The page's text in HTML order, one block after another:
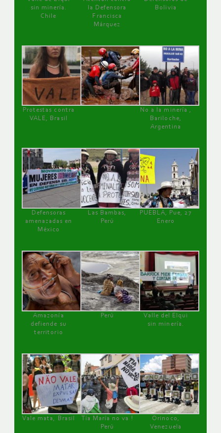
sin minería.
Chile
la Defensora
Francisca
Márquez
Bolivia
Protestas contra
VALE, Brasil
No a la minería ,
Bariloche,
Argentina
Defensoras
amenazadas en
México
Las Bambas,
Perú
PUEBLA, Pue, 27
Enero
Amazonía
defiende su
territorio
Perú
Valle del Elqui
sin minería.
Vale mata, Brasil
Tía María no va !
Perú
Orinoco,
Venezuela